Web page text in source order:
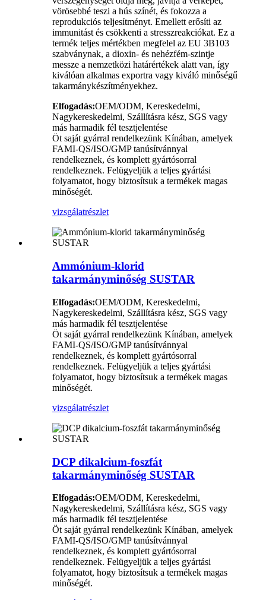
vörösebbé teszi a hús színét, és fokozza a
reprodukciós teljesítményt. Emellett erősíti az
immunitást és csökkenti a stresszreakciókat. Ez a
termék teljes mértékben megfelel az EU 3B103
szabványnak, a dioxin- és nehézfém-szintje
messze a nemzetközi határértékek alatt van, így
kiválóan alkalmas exportra vagy kiváló minőségű
takarmánykészítményekhez.
Elfogadás:OEM/ODM, Kereskedelmi,
Nagykereskedelmi, Szállításra kész, SGS vagy
más harmadik fél tesztjelentése
Öt saját gyárral rendelkezünk Kínában, amelyek
FAMI-QS/ISO/GMP tanúsítvánnyal
rendelkeznek, és komplett gyártósorral
rendelkeznek. Felügyeljük a teljes gyártási
folyamatot, hogy biztosítsuk a termékek magas
minőségét.
vizsgálatrészlet
Ammónium-klorid
takarmányminőség SUSTAR
Elfogadás:OEM/ODM, Kereskedelmi,
Nagykereskedelmi, Szállításra kész, SGS vagy
más harmadik fél tesztjelentése
Öt saját gyárral rendelkezünk Kínában, amelyek
FAMI-QS/ISO/GMP tanúsítvánnyal
rendelkeznek, és komplett gyártósorral
rendelkeznek. Felügyeljük a teljes gyártási
folyamatot, hogy biztosítsuk a termékek magas
minőségét.
vizsgálatrészlet
DCP dikalcium-foszfát
takarmányminőség SUSTAR
Elfogadás:OEM/ODM, Kereskedelmi,
Nagykereskedelmi, Szállításra kész, SGS vagy
más harmadik fél tesztjelentése
Öt saját gyárral rendelkezünk Kínában, amelyek
FAMI-QS/ISO/GMP tanúsítvánnyal
rendelkeznek, és komplett gyártósorral
rendelkeznek. Felügyeljük a teljes gyártási
folyamatot, hogy biztosítsuk a termékek magas
minőségét.